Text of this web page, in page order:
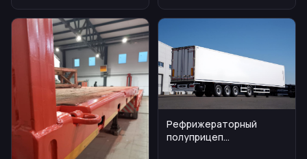
Рефрижераторный
полуприцеп